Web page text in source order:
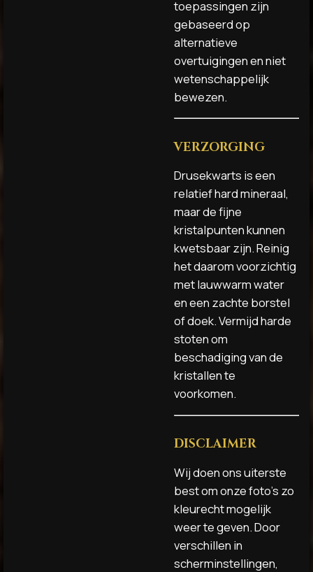
toepassingen zijn
gebaseerd op
alternatieve
overtuigingen en niet
wetenschappelijk
bewezen.
VERZORGING
Drusekwarts is een
relatief hard mineraal,
maar de fijne
kristalpunten kunnen
kwetsbaar zijn. Reinig
het daarom voorzichtig
met lauwwarm water
en een zachte borstel
of doek. Vermijd harde
stoten om
beschadiging van de
kristallen te
voorkomen.
DISCLAIMER
Wij doen ons uiterste
best om onze foto’s zo
kleurecht mogelijk
weer te geven. Door
verschillen in
scherminstellingen,